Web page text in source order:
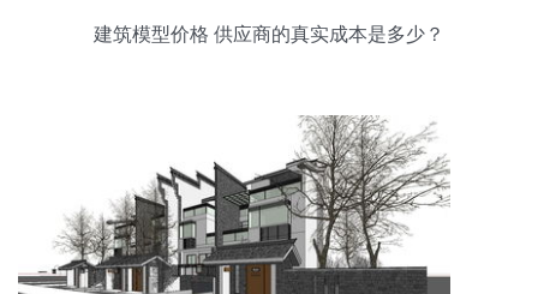
建筑模型价格 供应商的真实成本是多少？